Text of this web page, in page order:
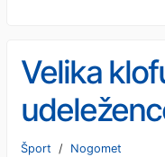
Velika
Šport / Nogomet